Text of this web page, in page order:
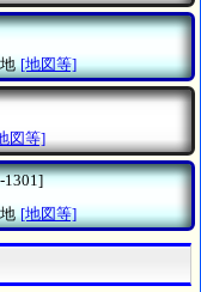
[地図等]
図等]
1301]
[地図等]